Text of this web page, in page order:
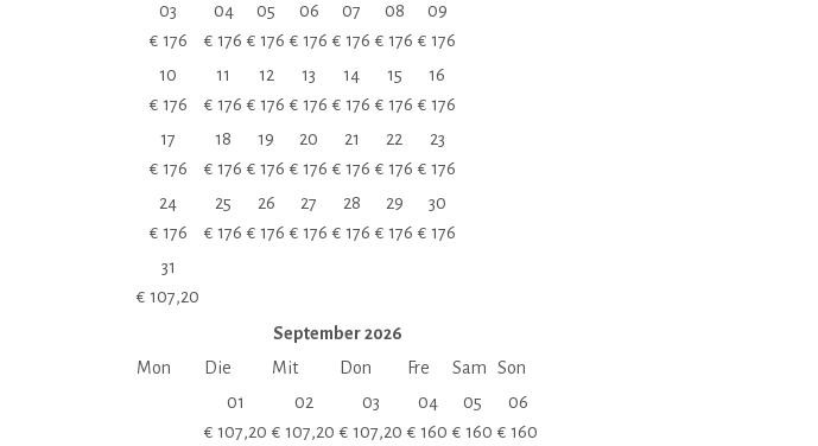
03
€ 176
04
€ 176
05
€ 176
06
€ 176
07
€ 176
08
€ 176
09
€ 176
10
€ 176
11
€ 176
12
€ 176
13
€ 176
14
€ 176
15
€ 176
16
€ 176
17
€ 176
18
€ 176
19
€ 176
20
€ 176
21
€ 176
22
€ 176
23
€ 176
24
€ 176
25
€ 176
26
€ 176
27
€ 176
28
€ 176
29
€ 176
30
€ 176
31
€ 107,20
September 2026
Mon
Die Mit Don Fre Sam
Son
01
€ 107,20
02
€ 107,20
03
€ 107,20
04
€ 160
05
€ 160
06
€ 160